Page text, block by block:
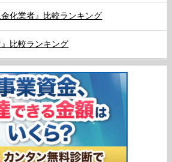
金化業者』比較ランキング
』比較ランキング